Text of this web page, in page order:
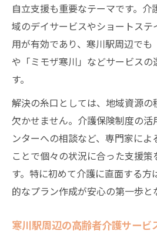
自立支援も重要なテーマです。
域のデイサービスやショートス
用が有効であり、寒川駅周辺でも
や「ミモザ寒川」などサービスの
す。
解決の糸口としては、地域資源
欠かせません。介護保険制度の活
ンターへの相談など、専門家によ
ことで個々の状況に合った支援
す。特に初めて介護に直面する方
的なプラン作成が安心の第一歩と
寒川駅周辺の高齢者介護サービ